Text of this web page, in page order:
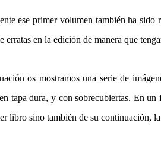
ese primer volumen también ha
erratas en la edición de manera que
os mostramos una serie de
tapa dura, y con sobrecubiertas. En
libro sino también de su continuación,